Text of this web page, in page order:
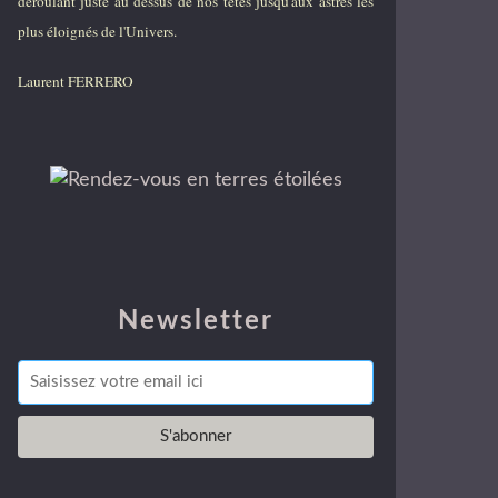
Newsletter
plus éloignés de l'Univers.
Laurent FERRERO